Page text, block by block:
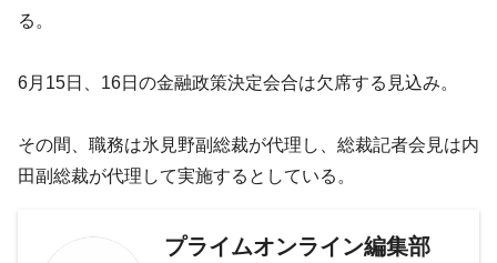
る。
6月15日、16日の金融政策決定会合は欠席する見込み。
その間、職務は氷見野副総裁が代理し、総裁記者会見は内
田副総裁が代理して実施するとしている。
プライムオンライン編集部